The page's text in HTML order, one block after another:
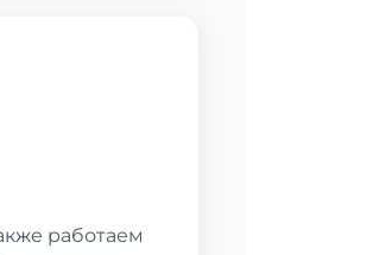
работаем